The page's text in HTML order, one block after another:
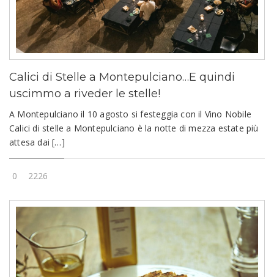
Calici di Stelle a Montepulciano…E quindi
uscimmo a riveder le stelle!
A Montepulciano il 10 agosto si festeggia con il Vino Nobile
Calici di stelle a Montepulciano è la notte di mezza estate più
attesa dai […]
0 2226